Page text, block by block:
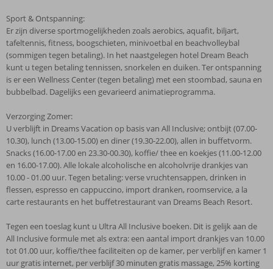
Sport & Ontspanning:
Er zijn diverse sportmogelijkheden zoals aerobics, aquafit, biljart,
tafeltennis, fitness, boogschieten, minivoetbal en beachvolleybal
(sommigen tegen betaling). In het naastgelegen hotel Dream Beach
kunt u tegen betaling tennissen, snorkelen en duiken. Ter ontspanning
is er een Wellness Center (tegen betaling) met een stoombad, sauna en
bubbelbad. Dagelijks een gevarieerd animatieprogramma.
Verzorging Zomer:
U verblijft in Dreams Vacation op basis van All Inclusive; ontbijt (07.00-
10.30), lunch (13.00-15.00) en diner (19.30-22.00), allen in buffetvorm.
Snacks (16.00-17.00 en 23.30-00.30), koffie/ thee en koekjes (11.00-12.00
en 16.00-17.00). Alle lokale alcoholische en alcoholvrije drankjes van
10.00 - 01.00 uur. Tegen betaling: verse vruchtensappen, drinken in
flessen, espresso en cappuccino, import dranken, roomservice, a la
carte restaurants en het buffetrestaurant van Dreams Beach Resort.
Tegen een toeslag kunt u Ultra All Inclusive boeken. Dit is gelijk aan de
All Inclusive formule met als extra: een aantal import drankjes van 10.00
tot 01.00 uur, koffie/thee faciliteiten op de kamer, per verblijf en kamer 1
uur gratis internet, per verblijf 30 minuten gratis massage, 25% korting